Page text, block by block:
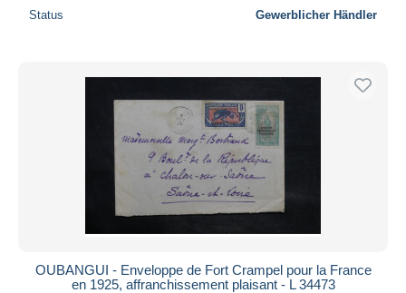
Status Gewerblicher Händler
OUBANGUI - Enveloppe de Fort Crampel pour la France
en 1925, affranchissement plaisant - L 34473